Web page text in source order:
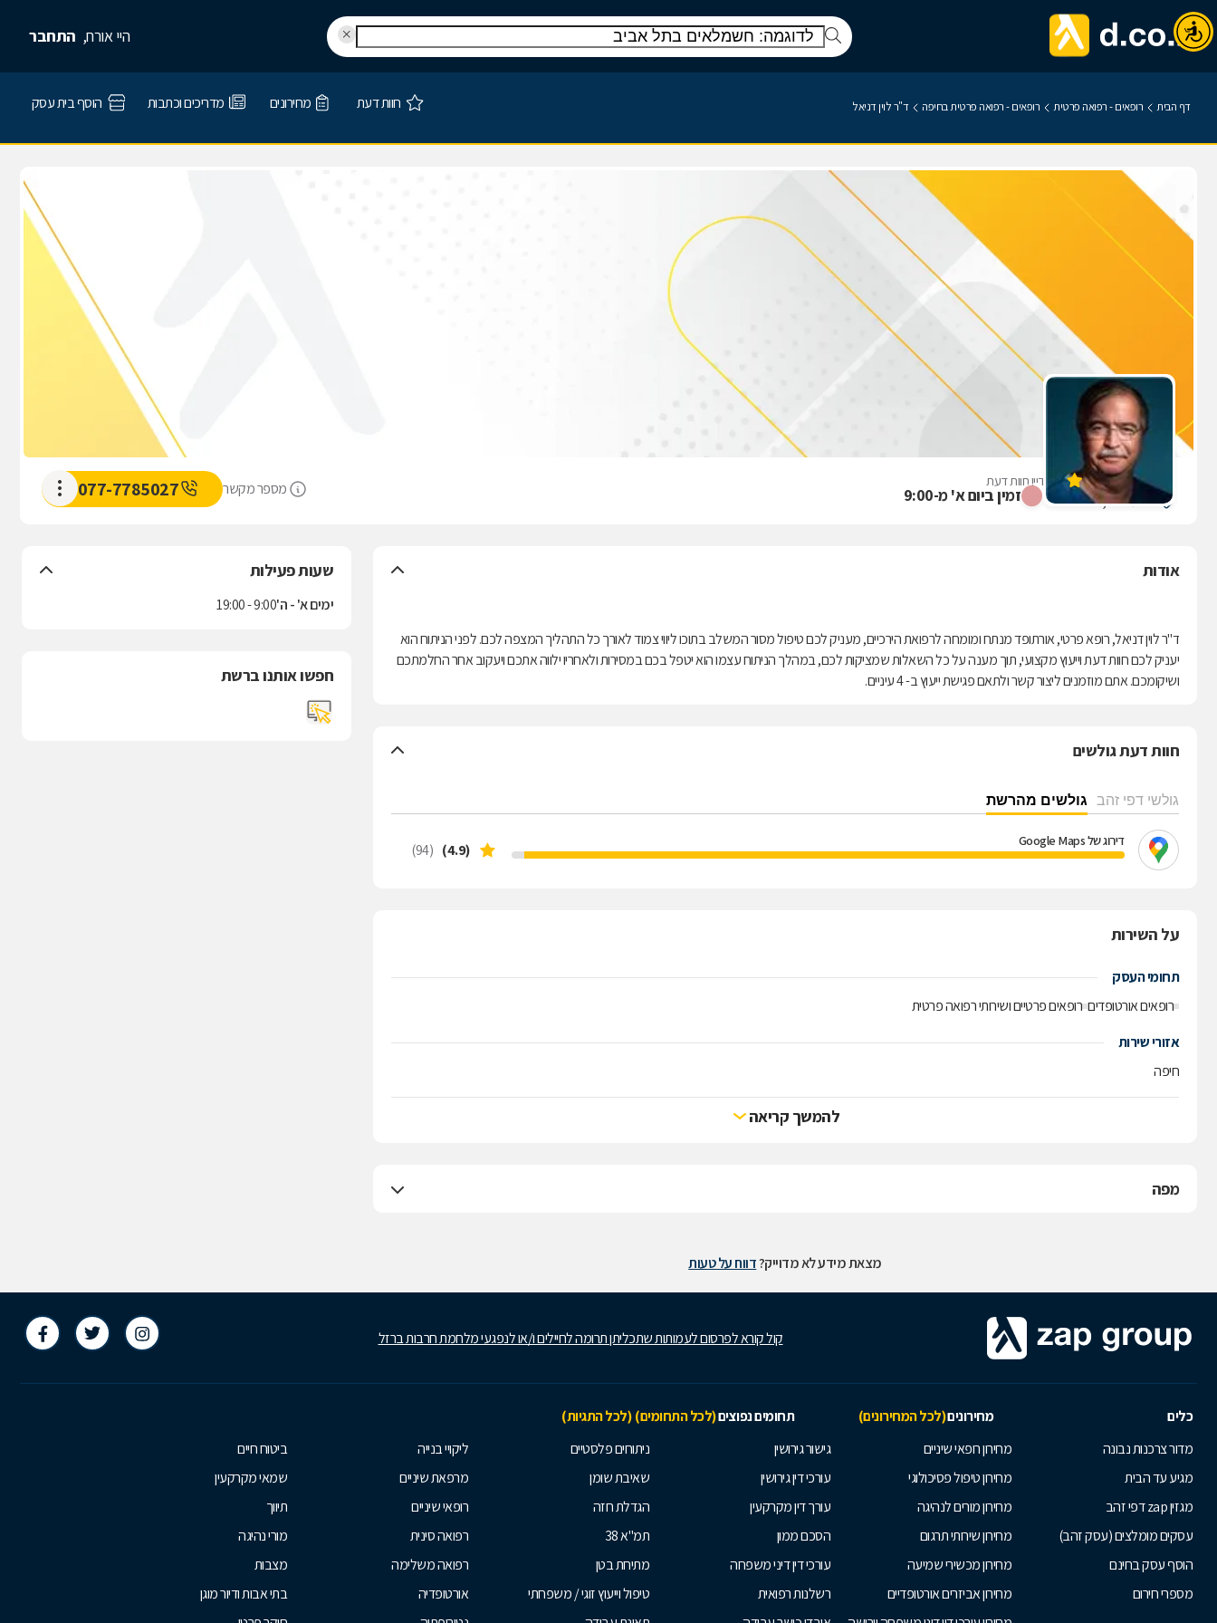
היי אורח, התחבר
דף הבית רופאים - רפואה פרטית רופאים - רפואה פרטית בחיפה ד"ר לוין דניאל חוות דעת מחירונים מדריכים וכתבות הוסף בית עסק
זמין ביום א' מ-9:00
ד"ר לוין דניאל אין עדיין חוות דעת
חניתה 67, חיפה
מספר מקשר 077-7785027
אודות
ד"ר לוין דניאל, רופא פרטי, אורתופד מנתח ומומחה לרפואת הירכיים, מעניק לכם טיפול מסור המשלב בתוכו ליווי צמוד לאורך כל התהליך המצפה לכם. לפני הניתוח הוא
יעניק לכם חוות דעת וייעוץ מקצועי, תוך מענה על כל השאלות שמציקות לכם, במהלך הניתוח עצמו הוא יטפל בכם במסירות ולאחריו ילווה אתכם ויעקוב אחר החלמתכם
ושיקומכם. אתם מוזמנים ליצור קשר ולתאם פגישת ייעוץ ב- 4 עיניים.
חוות דעת גולשים
גולשי דפי זהב גולשים מהרשת
דירוג של Google Maps (4.9)
(94)
על השירות
תחומי העסק
רופאים אורטופדים רופאים פרטיים ושירותי רפואה פרטית
אזורי שירות
חיפה
להמשך קריאה
מפה
שעות פעילות
ימים א' - ה'9:00 - 19:00
חפשו אותנו ברשת
מצאת מידע לא מדוייק?דווח על טעות
קול קורא לפרסום לעמותות שתכליתן תרומה לחיילים ו/או לנפגעי מלחמת חרבות ברזל
כלים מחירונים(לכל המחירונים) תחומים נפוצים(לכל התחומים) (לכל התגיות)
מדור צרכנות נבונה
מגיע עד הבית
מגזין zap דפי זהב
עסקים מומלצים (עסק זהב)
הוסף עסק בחינם
מספרי חירום
מחירון רופאי שיניים
מחירון טיפול פסיכולוגי
מחירון מורים לנהיגה
מחירון שירותי תרגום
מחירון מכשירי שמיעה
מחירון אביזרים אורטופדיים
גישור גירושין
עורכי דין גירושין
עורך דין מקרקעין
הסכם ממון
עורכי דין דיני משפחה
רשלנות רפואית
ניתוחים פלסטיים
שאיבת שומן
הגדלת חזה
תמ"א 38
מתיחת בטן
טיפול וייעוץ זוגי / משפחתי
ליקויי בנייה
מרפאת שיניים
רופאי שיניים
רפואה סינית
רפואה משלימה
אורטופדיה
ביטוח חיים
שמאי מקרקעין
תיווך
מורי נהיגה
מצבות
בתי אבות ודיור מוגן